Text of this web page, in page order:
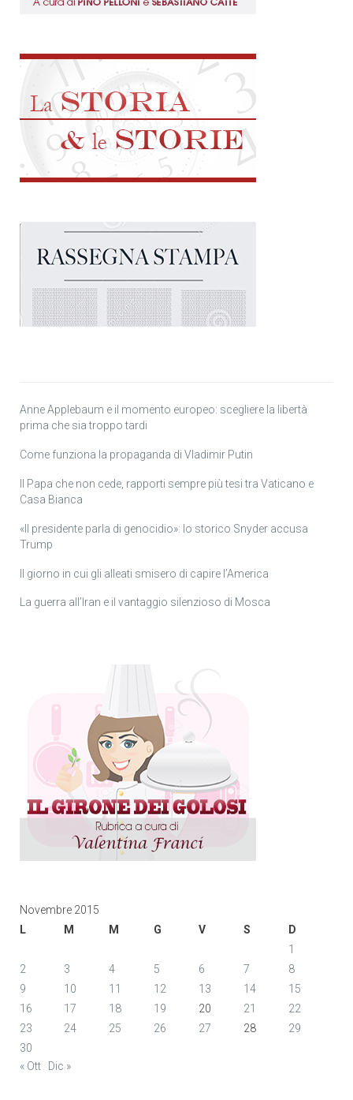
Anne Applebaum e il momento europeo: scegliere la libertà
prima che sia troppo tardi
Come funziona la propaganda di Vladimir Putin
Il Papa che non cede, rapporti sempre più tesi tra Vaticano e
Casa Bianca
«Il presidente parla di genocidio»: lo storico Snyder accusa
Trump
Il giorno in cui gli alleati smisero di capire l’America
La guerra all’Iran e il vantaggio silenzioso di Mosca
Novembre 2015
L
M M G V S
D
1
2
3 4 5 6 7
8
9
10 11 12 13 14
15
16
17 18 19 20 21
22
23
24 25 26 27 28
29
30
« Ott
Dic »